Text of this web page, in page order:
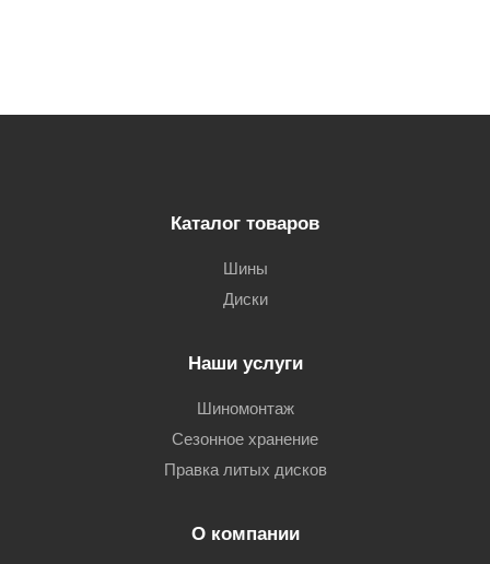
Каталог товаров
Шины
Диски
Наши услуги
Шиномонтаж
Сезонное хранение
Правка литых дисков
О компании